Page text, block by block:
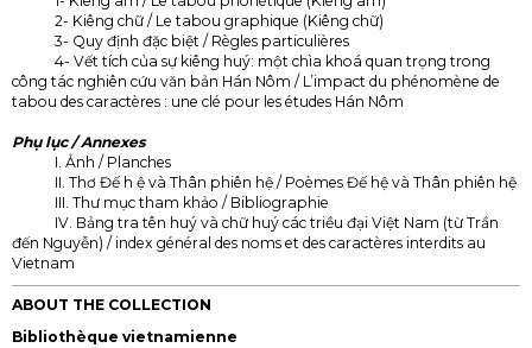
2- Kiêng chữ / Le tabou graphique (Kiêng chữ)
3- Quy định đặc biệt / Règles particulières
4- Vết tích của sự kiêng huý: một chìa khoá quan trọng trong
công tác nghiên cứu văn bản Hán Nôm / L’impact du phénomène de
tabou des caractères : une clé pour les études Hán Nôm
Phụ lục / Annexes
I. Ảnh / Planches
II. Thơ Ɖế h ệ và Thân phiên hệ / Poèmes Ɖế hệ và Thân phiên hệ
III. Thư mục tham khảo / Bibliographie
IV. Bảng tra tên huý và chữ huý các triều đại Việt Nam (từ Trần
đến Nguyễn) / index général des noms et des caractères interdits au
Vietnam
ABOUT THE COLLECTION
Bibliothèque vietnamienne